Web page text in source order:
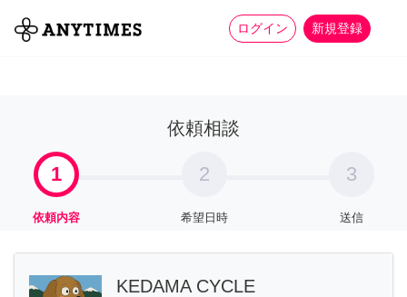
ログイン 新規登録
全て 家事 more_horiz
依頼相談
1
依頼内容
2
希望日時
3
送信
KEDAMA CYCLE